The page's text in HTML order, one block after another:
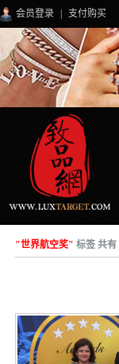
会员登录 支付购买
"世界航空奖" 标签 共有